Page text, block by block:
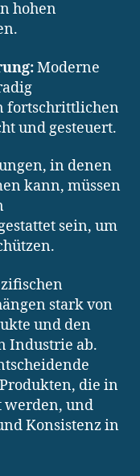
hohen
Moderne
fortschrittlichen
und gesteuert.
in denen
kann, müssen
sein, um
stark von
und den
Industrie ab.
die in
werden, und
Konsistenz in